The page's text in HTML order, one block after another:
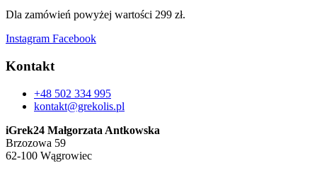
Dla zamówień powyżej wartości 299 zł.
Instagram Facebook
Kontakt
+48 502 334 995
kontakt@grekolis.pl
iGrek24 Małgorzata Antkowska
Brzozowa 59
62-100 Wągrowiec